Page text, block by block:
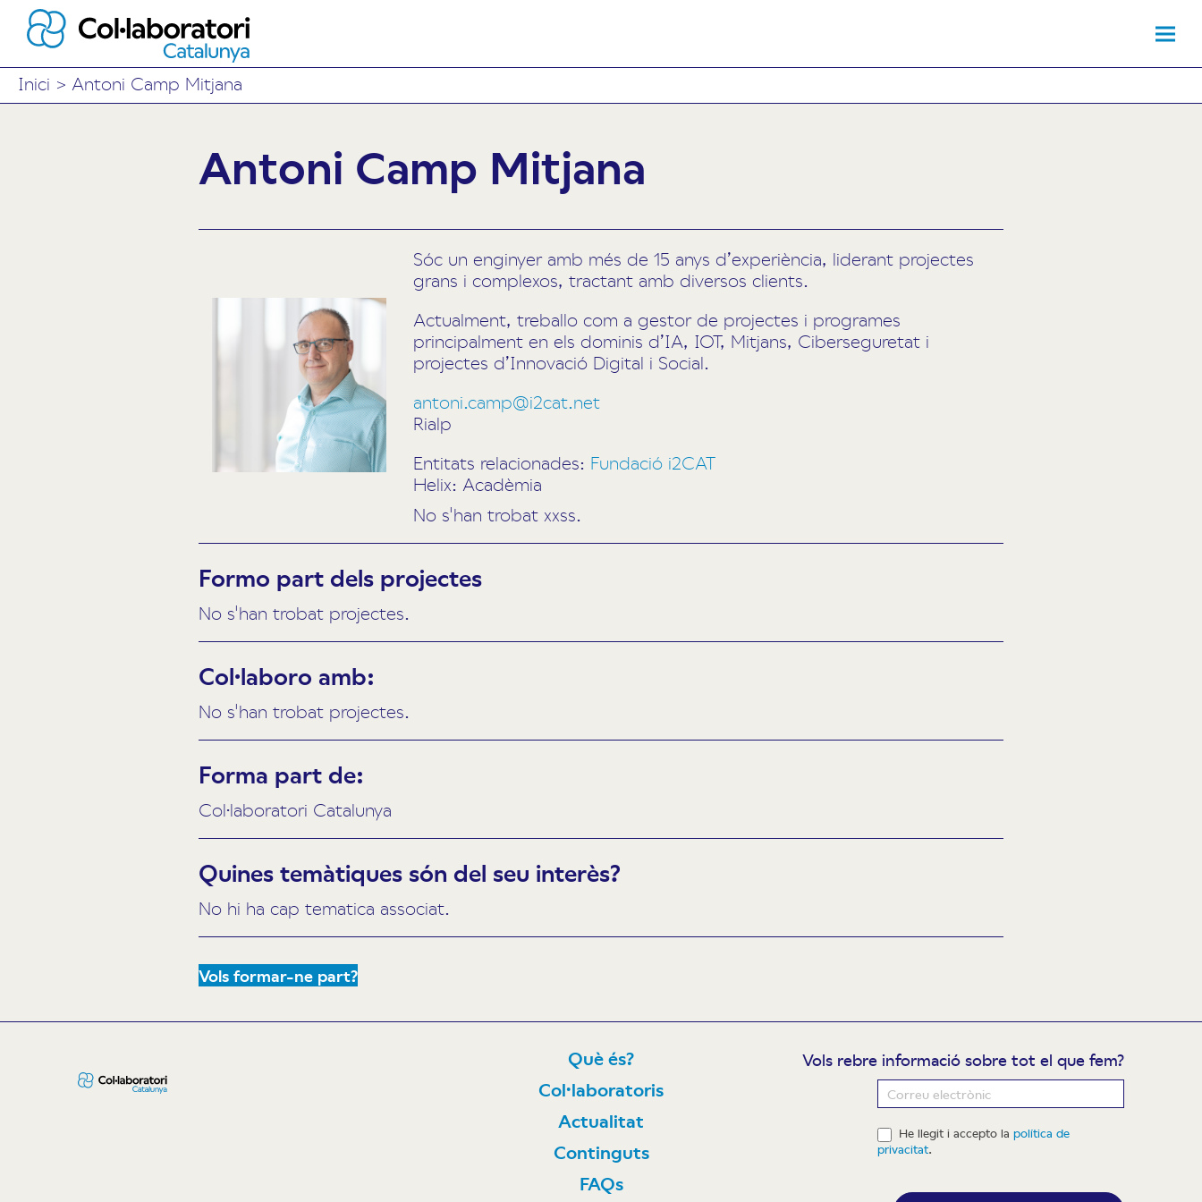
Inici > Antoni Camp Mitjana
Antoni Camp Mitjana
Sóc un enginyer amb més de 15 anys d’experiència, liderant projectes
grans i complexos, tractant amb diversos clients.
Actualment, treballo com a gestor de projectes i programes
principalment en els dominis d’IA, IOT, Mitjans, Ciberseguretat i
projectes d’Innovació Digital i Social.
antoni.camp@i2cat.net
Rialp
Entitats relacionades: Fundació i2CAT
Helix: Acadèmia
No s'han trobat xxss.
Formo part dels projectes
No s'han trobat projectes.
Col·laboro amb:
No s'han trobat projectes.
Forma part de:
Col·laboratori Catalunya
Quines temàtiques són del seu interès?
No hi ha cap tematica associat.
Vols formar-ne part?
Què és?
Col·laboratoris
Actualitat
Continguts
FAQs
Vols rebre informació sobre tot el que fem?
He llegit i accepto lapolítica de
privacitat.